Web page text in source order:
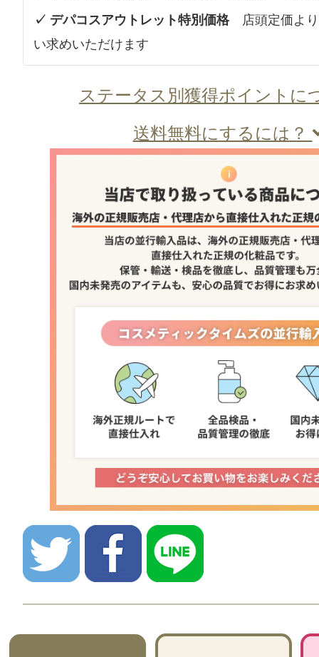
✓ デパコスアウトレット特別価格店頭定価より
い求めいただけます
ステータス別獲得ポイントに
送料無料にするには？